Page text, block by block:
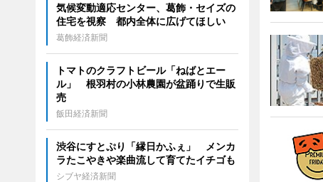
気候変動適応センター、葛飾・セイズの
住宅を視察 都内全体に広げてほしい
葛飾経済新聞
トマトのクラフトビール「ねばとエー
ル」 根羽村の小林農園が盆踊りで生販
売
飯田経済新聞
渋谷にすとぷり「縁日かふぇ」 メンカ
ラたこやきや楽曲流して育てたイチゴも
シブヤ経済新聞